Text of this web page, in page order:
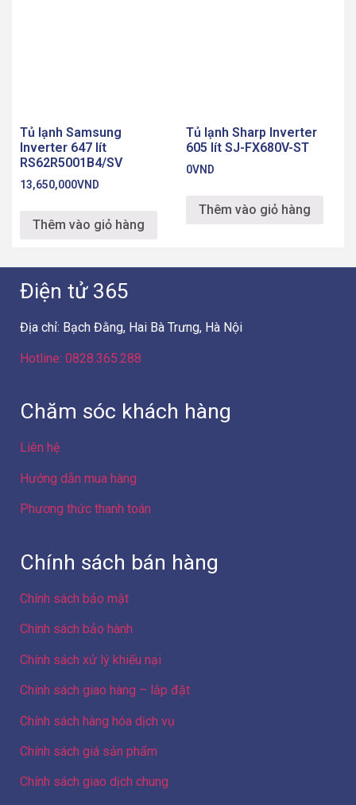
Tủ lạnh Samsung
Inverter 647 lít
RS62R5001B4/SV
13,650,000VND
Thêm vào giỏ hàng
Tủ lạnh Sharp Inverter
605 lít SJ-FX680V-ST
0VND
Thêm vào giỏ hàng
Điện tử 365
Địa chỉ: Bạch Đằng, Hai Bà Trưng, Hà Nội
Hotline: 0828.365.288
Chăm sóc khách hàng
Liên hệ
Hướng dẫn mua hàng
Phương thức thanh toán
Chính sách bán hàng
Chính sách bảo mật
Chính sách bảo hành
Chính sách xử lý khiếu nại
Chính sách giao hàng – lắp đặt
Chính sách hàng hóa dịch vụ
Chính sách giá sản phẩm
Chính sách giao dịch chung